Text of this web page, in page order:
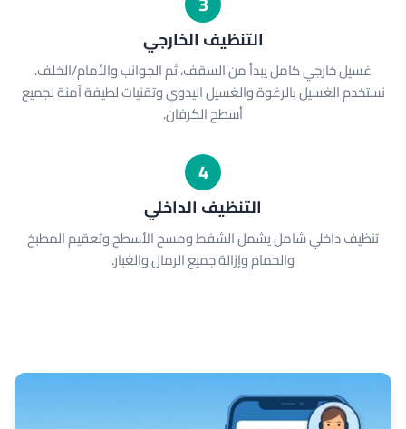
التنظيف الخارجي
غسيل خارجي كامل يبدأ من السقف، ثم الجوانب والأمام/الخلف.
نستخدم الغسيل بالرغوة والغسيل اليدوي وتقنيات لطيفة آمنة لجميع
أسطح الكرفان.
4
التنظيف الداخلي
تنظيف داخلي شامل يشمل الشفط ومسح الأسطح وتعقيم المطبخ
والحمام وإزالة جميع الرمال والغبار.